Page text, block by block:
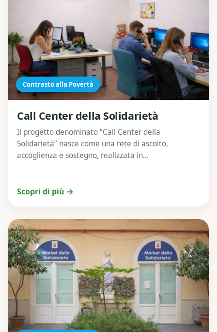
Contrasto alla Povertà
Call Center della Solidarietà
Il progetto denominato “Call Center della
Solidarietà” nasce come una rete di ascolto,
accoglienza e sostegno, realizzata in...
Scopri di più →